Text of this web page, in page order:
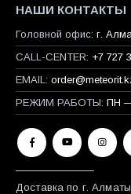
НАШИ КОНТАКТЫ
Головной офис: г.
CALL-CENTER: +7 727
EMAIL:
РЕЖИМ РАБОТЫ: ПН —
Доставка по г.